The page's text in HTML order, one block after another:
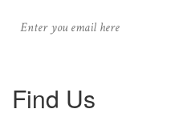
Find Us